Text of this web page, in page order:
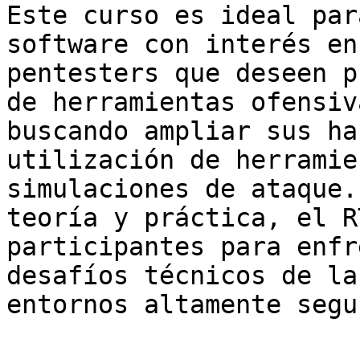
Este curso es ideal
software con interés
pentesters que
de herramientas
buscando ampliar sus
utilización de
simulaciones de
teoría y práctica, el
participantes para
desafíos técnicos de
entornos altamente